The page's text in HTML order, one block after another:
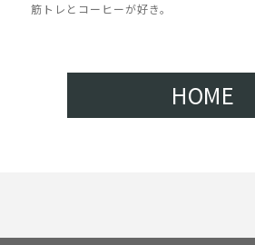
筋トレとコーヒーが好き。
HOME